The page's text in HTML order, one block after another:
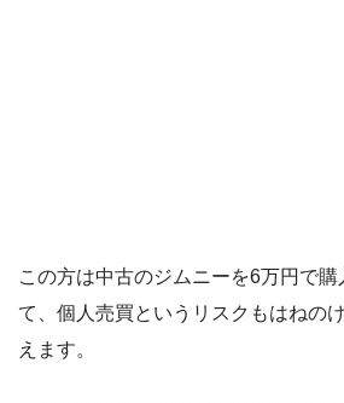
この方は中古のジムニーを6万円で
て、個人売買というリスクもはねの
えます。